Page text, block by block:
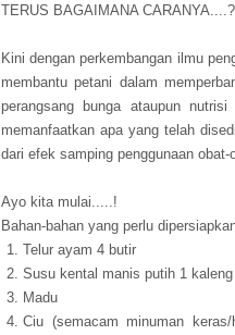
TERUS BAGAIMANA CARANYA....?
Kini dengan perkembangan ilmu
membantu petani dalam
perangsang bunga ataupun
memanfaatkan apa yang telah
dari efek samping penggunaan obat-
Ayo kita mulai.....!
Bahan-bahan yang perlu
Telur ayam 4 butir
Susu kental manis putih 1 kaleng
Madu
Ciu (semacam minuman